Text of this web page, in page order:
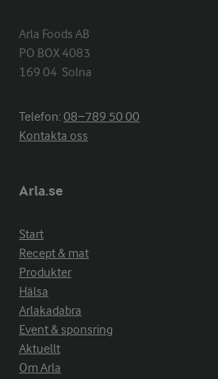
Arla Foods AB
PO BOX 4083
169 04  Solna
Telefon:08−789 50 00
Kontakta oss
Arla.se
Start
Recept & mat
Produkter
Hälsa
Arlakadabra
Event & sponsring
Aktuellt
Om Arla